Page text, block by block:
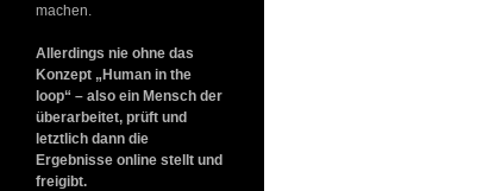
machen.
Allerdings nie ohne das
Konzept „Human in the
loop“ – also ein Mensch der
überarbeitet, prüft und
letztlich dann die
Ergebnisse online stellt und
freigibt.